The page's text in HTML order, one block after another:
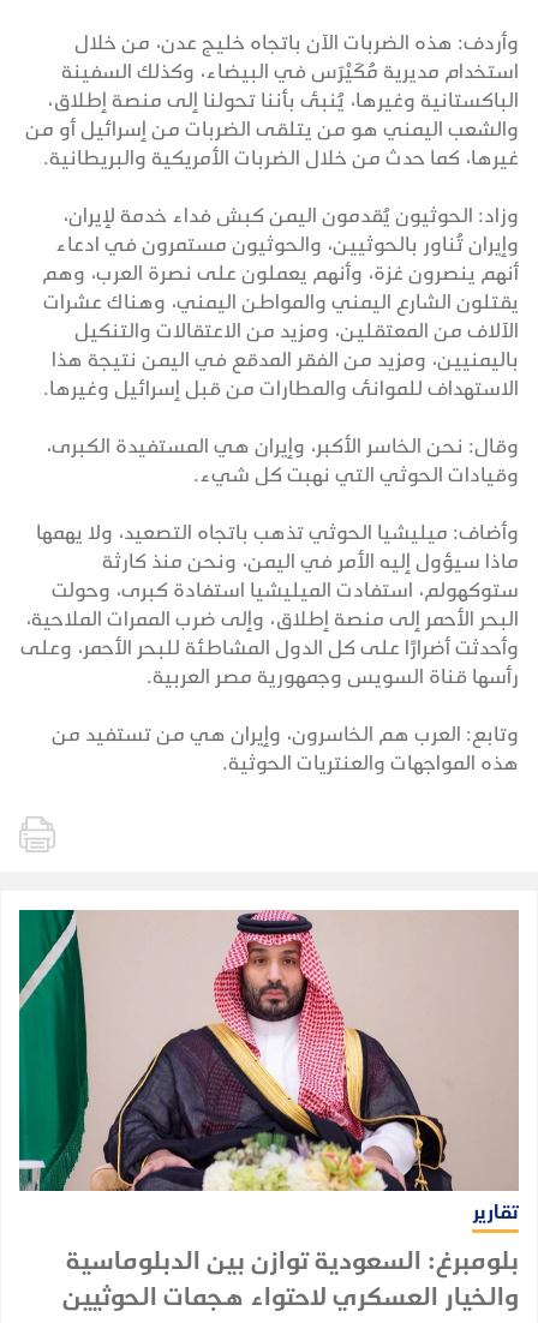
وأردف: هذه الضربات الآن باتجاه خليج عدن، من خلال
استخدام مديرية مُكَيْرَس في البيضاء، وكذلك السفينة
الباكستانية وغيرها، يُنبئ بأننا تحولنا إلى منصة إطلاق،
والشعب اليمني هو من يتلقى الضربات من إسرائيل أو من
غيرها، كما حدث من خلال الضربات الأمريكية والبريطانية.
وزاد: الحوثيون يُقدمون اليمن كبش فداء خدمة لإيران،
وإيران تُناور بالحوثيين، والحوثيون مستمرون في ادعاء
أنهم ينصرون غزة، وأنهم يعملون على نصرة العرب، وهم
يقتلون الشارع اليمني والمواطن اليمني، وهناك عشرات
الآلاف من المعتقلين، ومزيد من الاعتقالات والتنكيل
باليمنيين، ومزيد من الفقر المدقع في اليمن نتيجة هذا
الاستهداف للموانئ والمطارات من قبل إسرائيل وغيرها.
وقال: نحن الخاسر الأكبر، وإيران هي المستفيدة الكبرى،
وقيادات الحوثي التي نهبت كل شيء.
وأضاف: ميليشيا الحوثي تذهب باتجاه التصعيد، ولا يهمها
ماذا سيؤول إليه الأمر في اليمن، ونحن منذ كارثة
ستوكهولم، استفادت الميليشيا استفادة كبرى، وحولت
البحر الأحمر إلى منصة إطلاق، وإلى ضرب الممرات الملاحية،
وأحدثت أضرارًا على كل الدول المشاطئة للبحر الأحمر، وعلى
رأسها قناة السويس وجمهورية مصر العربية.
وتابع: العرب هم الخاسرون، وإيران هي من تستفيد من
هذه المواجهات والعنتريات الحوثية.
تقارير
بلومبرغ: السعودية توازن بين الدبلوماسية
والخيار العسكري لاحتواء هجمات الحوثيين